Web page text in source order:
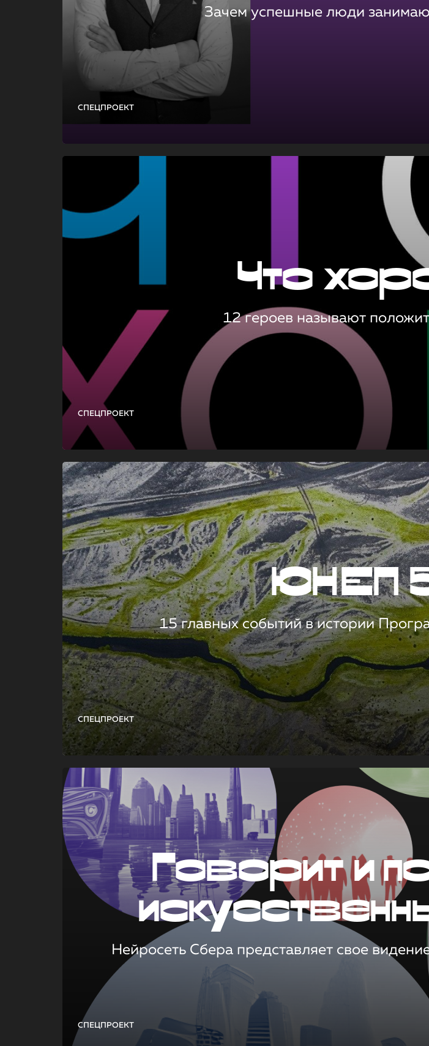
СПЕЦПРОЕКТ
Зачем успешные люди
СПЕЦПРОЕКТ
Что
12 героев называют
СПЕЦПРОЕКТ
ЮНЕП
15 главных событий в истории
СПЕЦПРОЕКТ
Говорит и
Нейросеть Сбера представляет свое